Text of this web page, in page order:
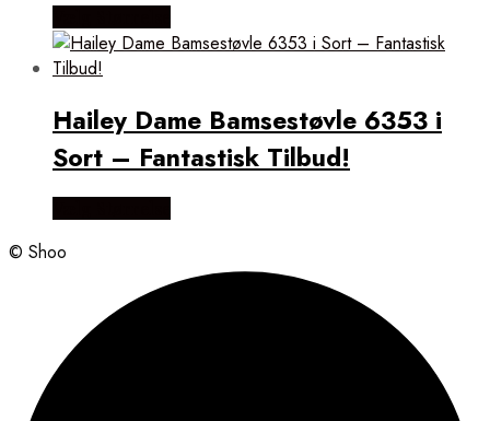
Hailey Dame Bamsestøvle 6353 i
Sort – Fantastisk Tilbud!
© Shoo